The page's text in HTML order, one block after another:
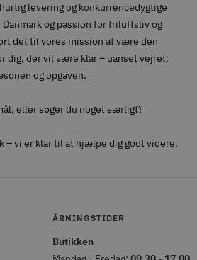
levering og konkurrencedygtige
og passion for friluftsliv og
det til vores mission at være den
dig, der vil være klar – uanset vejret,
og opgaven.
eller søger du noget særligt?
– vi er klar til at hjælpe dig godt videre.
ÅBNINGSTIDER
Butikken